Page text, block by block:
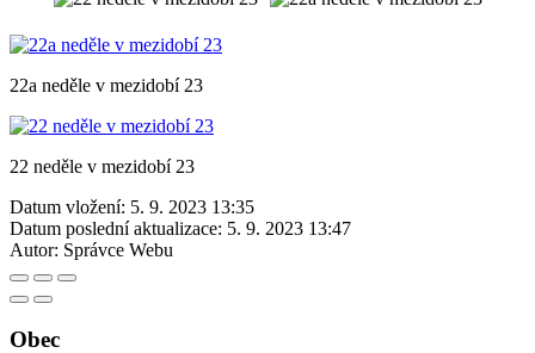
22a neděle v mezidobí 23
22 neděle v mezidobí 23
Datum vložení: 5. 9. 2023 13:35
Datum poslední aktualizace: 5. 9. 2023 13:47
Autor: Správce Webu
Obec